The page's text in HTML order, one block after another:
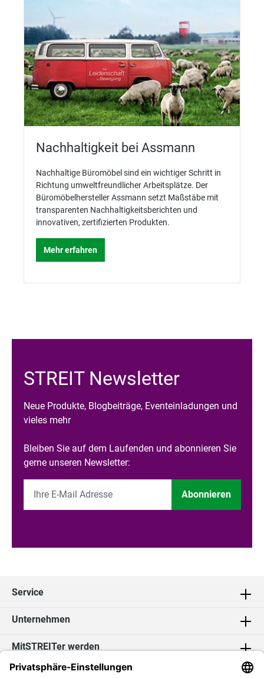
Nachhaltigkeit bei Assmann
Nachhaltige Büromöbel sind ein wichtiger Schritt in
Richtung umweltfreundlicher Arbeitsplätze. Der
Büromöbelhersteller Assmann setzt Maßstäbe mit
transparenten Nachhaltigkeitsberichten und
innovativen, zertifizierten Produkten.
Mehr erfahren
STREIT Newsletter
Neue Produkte, Blogbeiträge, Eventeinladungen und
vieles mehr
Bleiben Sie auf dem Laufenden und abonnieren Sie
gerne unseren Newsletter:
Abonnieren
Service
Unternehmen
MitSTREITer werden
Kontakt